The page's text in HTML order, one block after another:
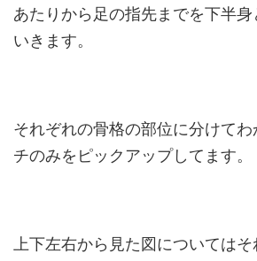
あたりから足の指先までを下半
いきます。
それぞれの骨格の部位に分けてわ
チのみをピックアップしてます。
上下左右から見た図については